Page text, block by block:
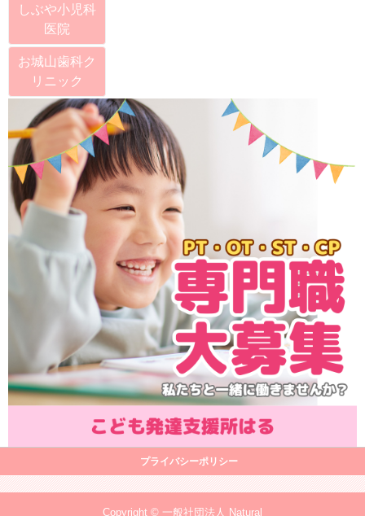
しぶや小児科
医院
お城山歯科ク
リニック
プライバシーポリシー
Copyright © 一般社団法人 Natural